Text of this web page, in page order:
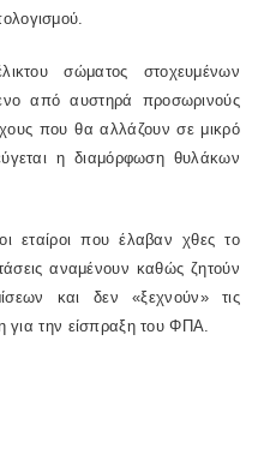
σώματος στοχευμένων
από αυστηρά προσωρινούς
που θα αλλάζουν σε μικρό
η διαμόρφωση θυλάκων
εταίροι που έλαβαν χθες το
αναμένουν καθώς ζητούν
και δεν «ξεχνούν» τις
για την είσπραξη του ΦΠΑ.